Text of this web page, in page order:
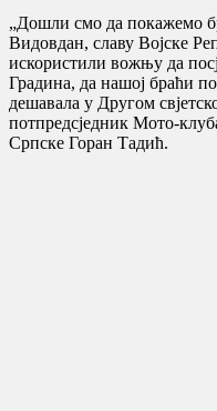
„Дошли смо да покажемо
Видовдан, славу Војске
искористили вожњу да
Градина, да нашој браћи
дешавала у Другом
потпредсједник Мото-
Српске Горан Tадић.